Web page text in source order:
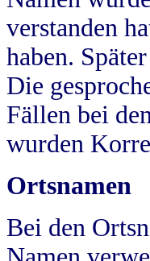
verstanden
haben.
Die
Fällen bei
wurden
Ortsnamen
Bei den